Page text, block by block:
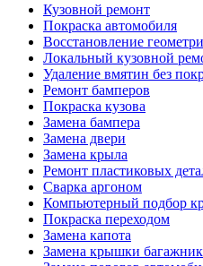
Кузовной ремонт
Покраска автомобиля
Восстановление
Локальный кузовной
Удаление вмятин без
Ремонт бамперов
Покраска кузова
Замена бампера
Замена двери
Замена крыла
Ремонт пластиковых
Сварка аргоном
Компьютерный подбор
Покраска переходом
Замена капота
Замена крышки